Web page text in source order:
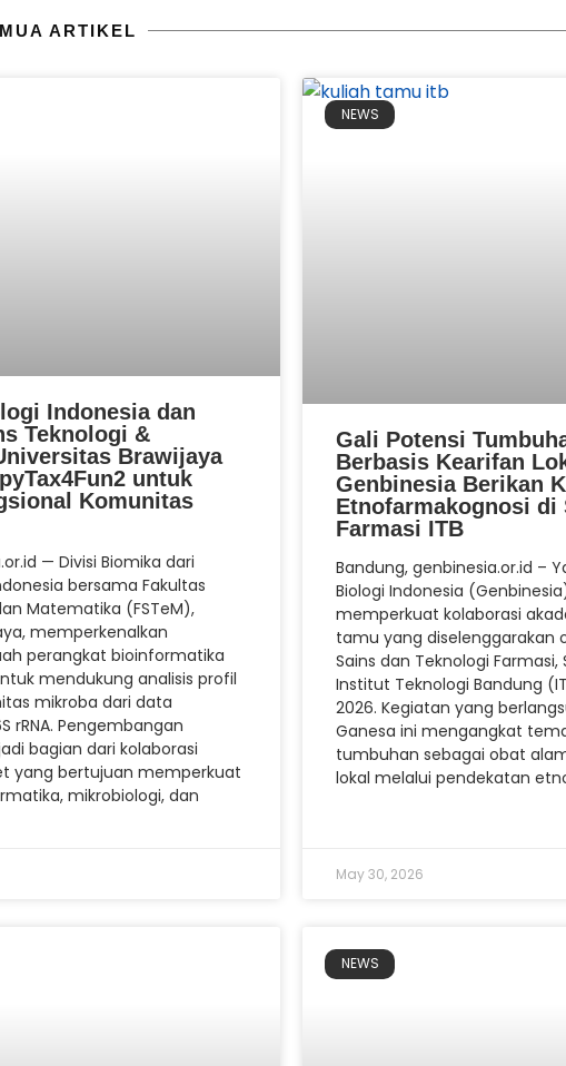
ARTIKEL
Indonesia dan
Teknologi &
Brawijaya
untuk
Komunitas
— Divisi Biomika dari
bersama Fakultas
Matematika (FSTeM),
memperkenalkan
perangkat bioinformatika
mendukung analisis profil
mikroba dari data
rRNA. Pengembangan
bagian dari kolaborasi
yang bertujuan memperkuat
mikrobiologi, dan
NEWS
Gali Potensi
Berbasis Kearifan
Genbinesia Berikan
Etnofarmakognosi di
Farmasi ITB
Bandung, genbinesia.or.id –
Biologi Indonesia
memperkuat kolaborasi
tamu yang diselenggarakan
Sains dan Teknologi Farmasi,
Institut Teknologi Bandung
2026. Kegiatan yang
Ganesa ini mengangkat
tumbuhan sebagai obat
lokal melalui pendekatan
May 30, 2026
NEWS